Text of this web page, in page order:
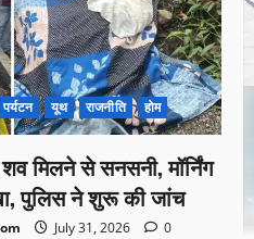
पर्यटन यूथ राजनीति होम
मिलने से सनसनी, मॉर्निंग
पुलिस ने शुरू की जांच
July 31, 2026
0